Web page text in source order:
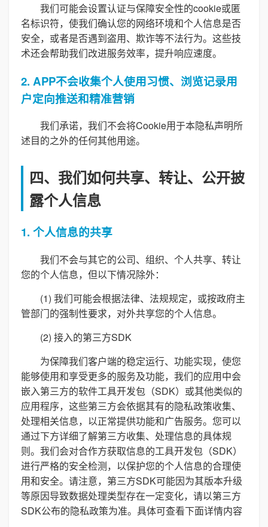
我们可能会设置认证与保障安全性的cookie或匿
名标识符，使我们确认您的网络环境和个人信息是否
安全，或者是否遇到盗用、欺诈等不法行为。这些技
术还会帮助我们改进服务效率，提升响应速度。
2. APP不会收集个人使用习惯、浏览记录用
户定向推送和精准营销
我们承诺，我们不会将Cookie用于本隐私声明所
述目的之外的任何其他用途。
四、我们如何共享、转让、公开披
露个人信息
1. 个人信息的共享
我们不会与其它的公司、组织、个人共享、转让
您的个人信息，但以下情况除外：
(1) 我们可能会根据法律、法规规定，或按政府主
管部门的强制性要求，对外共享您的个人信息。
(2) 接入的第三方SDK
为保障我们客户端的稳定运行、功能实现，使您
能够使用和享受更多的服务及功能，我们的应用中会
嵌入第三方的软件工具开发包（SDK）或其他类似的
应用程序，这些第三方会依据其有的隐私政策收集、
处理相关信息，以正常提供功能和广告服务。您可以
通过下方详细了解第三方收集、处理信息的具体规
则。我们会对合作方获取信息的工具开发包（SDK）
进行严格的安全检测，以保护您的个人信息的合理使
用和安全。请注意，第三方SDK可能因为其版本升级
等原因导致数据处理类型存在一定变化，请以第三方
SDK公布的隐私政策为准。具体可查看下面详情内容